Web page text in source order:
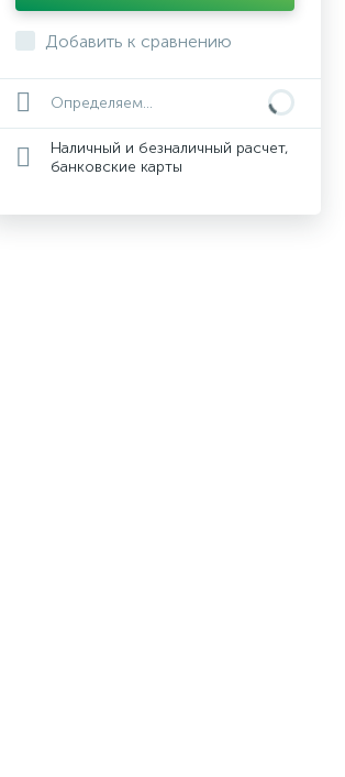
Добавить к сравнению
Определяем...
Наличный и безналичный расчет,
банковские карты